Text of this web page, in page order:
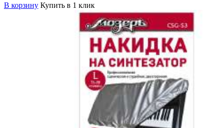
В корзину Купить в 1 клик